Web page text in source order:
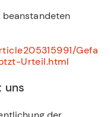
beanstandeten
Urteil.html
uns